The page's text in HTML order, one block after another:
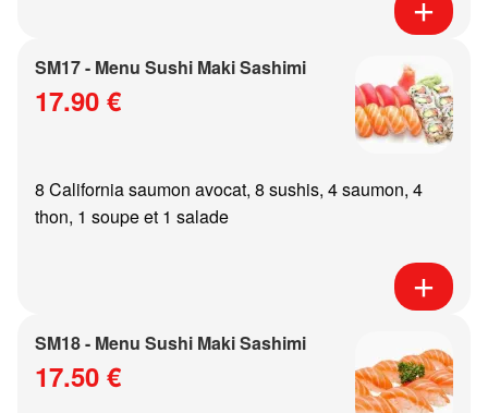
SM17 - Menu Sushi Maki Sashimi
17.90 €
8 California saumon avocat, 8 sushis, 4 saumon, 4
thon, 1 soupe et 1 salade
SM18 - Menu Sushi Maki Sashimi
17.50 €